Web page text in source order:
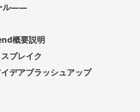
ル——
概要説明
ブレイク
デアブラッシュアップ